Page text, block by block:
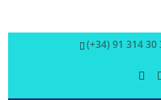
(+34) 91 314 30